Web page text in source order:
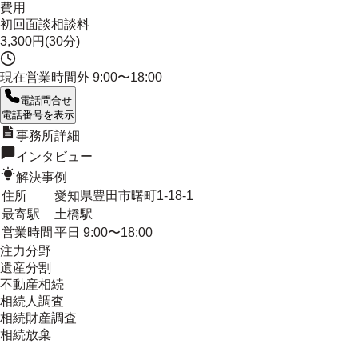
費用
初回面談相談料
3,300円(30分)
現在営業時間外 9:00〜18:00
電話問合せ
電話番号を表示
事務所詳細
インタビュー
解決事例
住所
愛知県豊田市曙町1-18-1
最寄駅
土橋駅
営業時間 平日 9:00〜18:00
注力分野
遺産分割
不動産相続
相続人調査
相続財産調査
相続放棄